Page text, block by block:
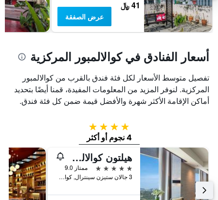
41 ﷼
عرض الصفقة
أسعار الفنادق في كوالالمبور المركزية
تفصيل متوسط الأسعار لكل فئة فندق بالقرب من كوالالمبور
المركزية. لنوفر المزيد من المعلومات المفيدة، قمنا أيضًا بتحديد
أماكن الإقامة الأكثر شهرة والأفضل قيمة ضمن كل فئة فندق.
4 نجوم
4 نجوم أو أكثر
هيلتون كوالالمبور
5 نجوم
ممتاز 9.0
3 جالان ستيزن سينترال, كوالا لمبور, ماليزيا